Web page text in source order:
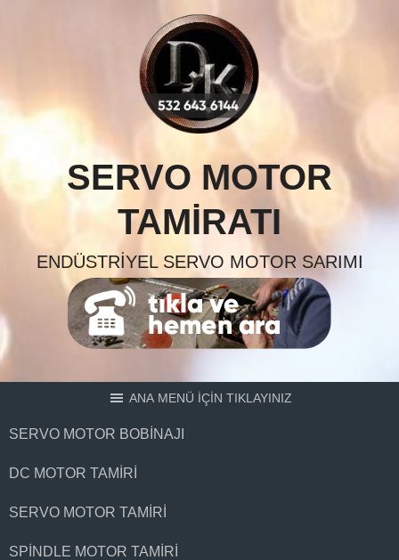
SERVO MOTOR
TAMIRATI
ENDÜSTRIYEL SERVO MOTOR SARIMI
ANA MENÜ İÇİN TIKLAYINIZ
SERVO MOTOR BOBINAJI
DC MOTOR TAMIRI
SERVO MOTOR TAMIRI
SPINDLE MOTOR TAMIRI